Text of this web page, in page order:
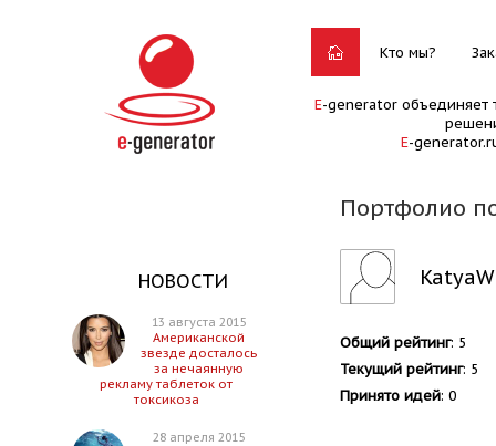
Кто мы?
E-generator объединяет
E-
Портфолио
НОВОСТИ
13 августа 2015
Американской
звезде досталось
за нечаянную
рекламу таблеток от
токсикоза
28 апреля 2015
KatyaW
Общий рейтинг: 5
Текущий рейтинг: 5
Принято идей: 0